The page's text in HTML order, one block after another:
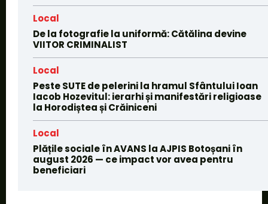
Local
De la fotografie la uniformă: Cătălina devine
VIITOR CRIMINALIST
Local
Peste SUTE de pelerini la hramul Sfântului Ioan
Iacob Hozevitul: ierarhi și manifestări religioase
la Horodiștea și Crăiniceni
Local
Plățile sociale în AVANS la AJPIS Botoșani în
august 2026 — ce impact vor avea pentru
beneficiari